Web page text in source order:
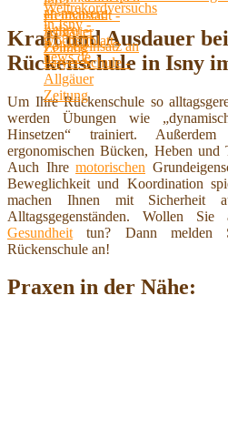
Kraft und Ausdauer
Rückenschule in Isny
Um Ihre Rückenschule so
werden Übungen wie
Hinsetzen“ trainiert.
ergonomischen Bücken, Heben und
Auch Ihre motorischen
Beweglichkeit und Koordination
machen Ihnen mit Sicherheit
Alltagsgegenständen. Wollen
Gesundheit tun? Dann melden
Rückenschule an!
Praxen in der Nähe: